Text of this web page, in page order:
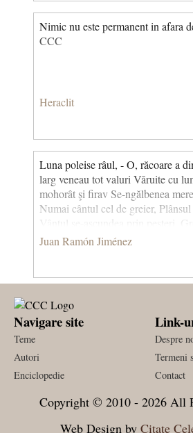
Nimic nu este permanent in afara
CCC
Heraclit
Luna poleise râul, - O, răcoare a
larg veneau tot valuri Văruite cu
mohorât şi firav Se-ngălbenea
Numai cântul cel de greier,
Vântul se-ascundea prin peşteri,
colibe. Printre cetină de pini Aripi
zare. Colea-n puţul din grădină
(Luna poleise râul) (traducere de
Juan Ramón Jiménez
Navigare site
Teme
Autori
Enciclopedie
Link-
Despre
Termeni
Contact
Copyright © 2010 - 2026 All
Web Design by Citate